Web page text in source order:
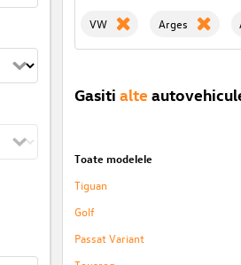
VW Arges
Gasiti alte
Toate modelele
Tiguan
Golf
Passat Variant